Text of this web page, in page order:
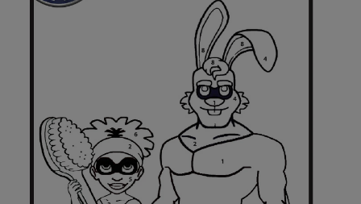
CHEQUEO DE SALUD BUCAL
SELECCIÓN DE PRODUCTOS
PARA PROFESIONALES
CUPONES
DÓNDE COMPRAR